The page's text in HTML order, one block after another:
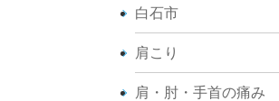
白石市
肩こり
肩・肘・手首の痛み